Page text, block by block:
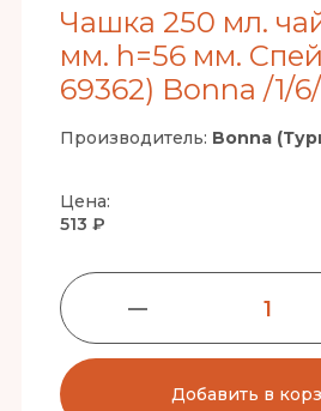
Чашка 250 мл.
мм. h=56 мм.
69362) Bonna /1/
Производитель: Bonna
Цена:
513 ₽
1
Добавить в